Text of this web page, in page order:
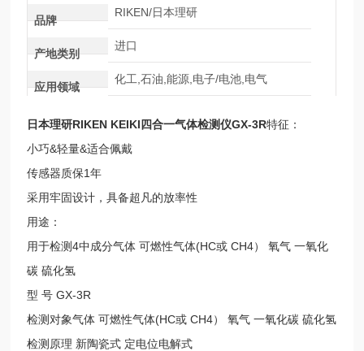
品牌
RIKEN/日本理研
产地类别
进口
应用领域
化工,石油,能源,电子/电池,电气
日本理研RIKEN KEIKI四合一气体检测仪GX-3R特征：
小巧&轻量&适合佩戴
传感器质保1年
采用牢固设计，具备超凡的放率性
用途：
用于检测4中成分气体 可燃性气体(HC或 CH4） 氧气 一氧化
碳 硫化氢
型 号 GX-3R
检测对象气体 可燃性气体(HC或 CH4） 氧气 一氧化碳 硫化氢
检测原理 新陶瓷式 定电位电解式